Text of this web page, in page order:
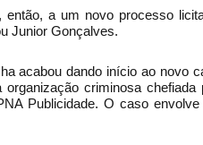
a um novo processo
Junior Gonçalves.
acabou dando início ao novo
criminosa chefiada
Publicidade. O caso